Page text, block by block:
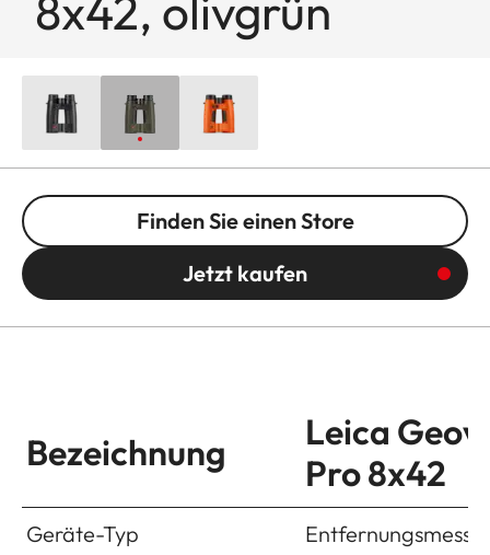
Finden Sie einen Store
Jetzt kaufen
Bezeichnung
Leica
Pro 8x42
Geräte-Typ